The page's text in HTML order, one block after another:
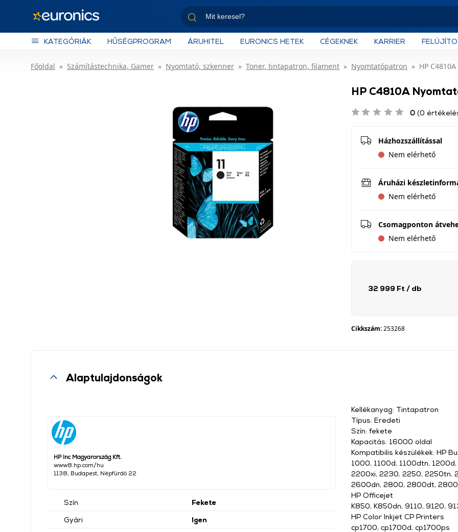
KATEGÓRIÁK HŰSÉGPROGRAM ÁRUHITEL EURONICS HETEK CÉGEKNEK KARRIER
Főoldal Számítástechnika, Gamer Nyomtató, szkenner Toner, tintapatron, filament Nyomtatópatron HP
HP C4810A
0 (0
Házhozszállítással
Nem elérhető
Áruházi
Nem elérhető
Csomagponton
Nem elérhető
32 999 Ft / db
Cikkszám:253268
Alaptulajdonságok
HP Inc Magyarország Kft.
www8.hp.com/hu
1138, Budapest, Népfürdő 22
Szín
Fekete
Gyári
Igen
Kellékanyag: Tintapatron
Típus: Eredeti
Szín: fekete
Kapacitás: 16000 oldal
Kompatibilis készülékek: HP
1000, 1100d, 1100dtn,
2200xi, 2230, 2250, 2250tn,
2600dn, 2800, 2800dt,
HP Officejet
K850, K850dn, 9110, 9120,
HP Color Inkjet CP Printers
cp1700, cp1700d, cp1700ps